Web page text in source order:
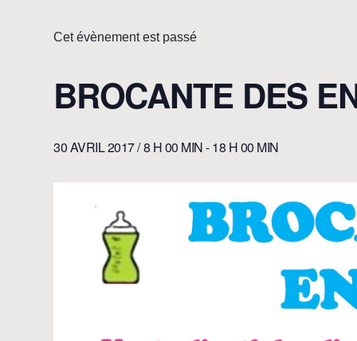
Cet évènement est passé
BROCANTE DES
30 AVRIL 2017 / 8 H 00 MIN-18 H 00 MIN